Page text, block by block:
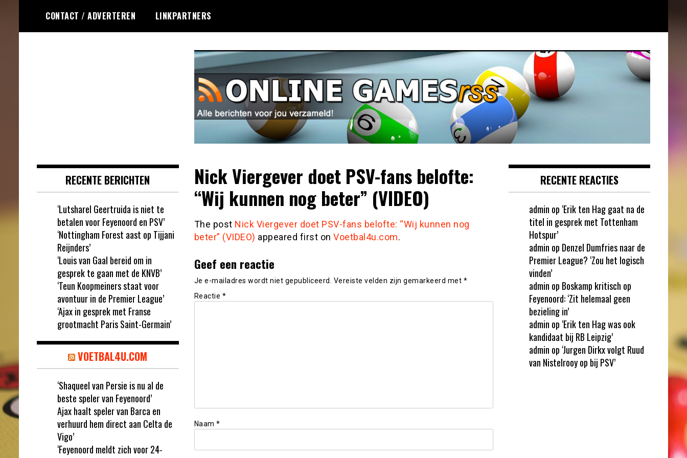
de
CONTACT / ADVERTEREN LINKPARTNERS
Nick Viergever doet PSV-fans belofte:
“Wij kunnen nog beter” (VIDEO)
The post Nick Viergever doet PSV-fans belofte: “Wij kunnen nog
beter” (VIDEO) appeared first on Voetbal4u.com.
Geef een reactie
Je e-mailadres wordt niet gepubliceerd. Vereiste velden zijn gemarkeerd met *
Reactie *
Naam *
RECENTE BERICHTEN
‘Lutsharel Geertruida is niet te
betalen voor Feyenoord en PSV’
‘Nottingham Forest aast op Tijjani
Reijnders’
‘Louis van Gaal bereid om in
gesprek te gaan met de KNVB’
‘Teun Koopmeiners staat voor
avontuur in de Premier League’
‘Ajax in gesprek met Franse
grootmacht Paris Saint-Germain’
VOETBAL4U.COM
‘Shaqueel van Persie is nu al de
beste speler van Feyenoord’
Ajax haalt speler van Barca en
verhuurd hem direct aan Celta de
Vigo’
‘Feyenoord meldt zich voor 24-
RECENTE REACTIES
admin op ‘Erik ten Hag gaat na de
titel in gesprek met Tottenham
Hotspur’
admin op Denzel Dumfries naar de
Premier League? ‘Zou het logisch
vinden’
admin op Boskamp kritisch op
Feyenoord: ‘Zit helemaal geen
bezieling in’
admin op ‘Erik ten Hag was ook
kandidaat bij RB Leipzig’
admin op ‘Jurgen Dirkx volgt Ruud
van Nistelrooy op bij PSV’